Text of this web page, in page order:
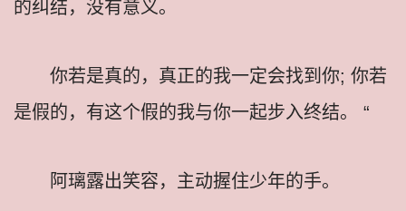
的纠结，没有意义。
你若是真的，真正的我一定会找到你; 你若
是假的，有这个假的我与你一起步入终结。 “
阿璃露出笑容，主动握住少年的手。